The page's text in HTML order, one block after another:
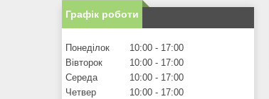
Графік роботи
Понеділок 10:00
17:00
Вівторок
10:00
17:00
Середа
10:00
17:00
Четвер
10:00
17:00